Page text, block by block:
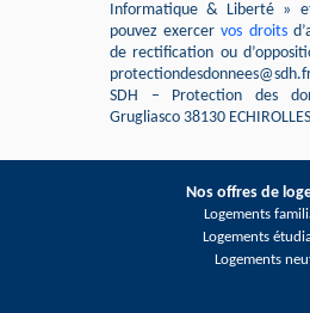
Informatique & Liberté »
pouvez exercervos droits
de rectification ou
SDH – Protection des
Grugliasco 38130
Nos offres de
Logements
Logements
Logements